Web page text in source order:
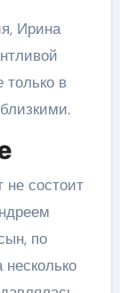
Ирина
в
состоит
по